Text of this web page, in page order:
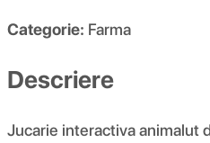
Categorie: Farma
Descriere
Jucarie interactiva animalut